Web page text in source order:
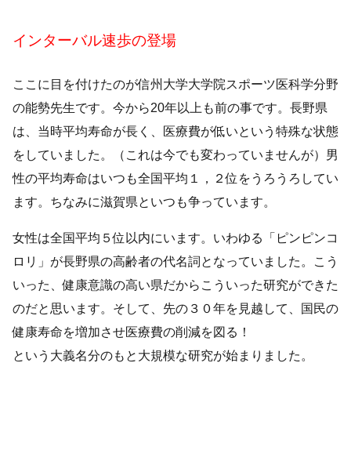
インターバル速歩の登場
ここに目を付けたのが信州大学大学院スポーツ医科学分野
の能勢先生です。今から20年以上も前の事です。長野県
は、当時平均寿命が長く、医療費が低いという特殊な状態
をしていました。（これは今でも変わっていませんが）男
性の平均寿命はいつも全国平均１，２位をうろうろしてい
ます。ちなみに滋賀県といつも争っています。
女性は全国平均５位以内にいます。いわゆる「ピンピンコ
ロリ」が長野県の高齢者の代名詞となっていました。こう
いった、健康意識の高い県だからこういった研究ができた
のだと思います。そして、先の３０年を見越して、国民の
健康寿命を増加させ医療費の削減を図る！
という大義名分のもと大規模な研究が始まりました。